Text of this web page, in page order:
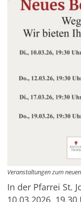
Veranstaltungen zum
In der Pfarrei St.
10.03.2026,